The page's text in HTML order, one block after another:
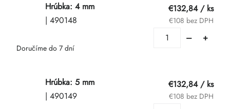
Hrúbka: 4 mm
| 490148
€132,84 / ks
€108 bez DPH
Doručíme do 7 dní
Hrúbka: 5 mm
| 490149
€132,84 / ks
€108 bez DPH